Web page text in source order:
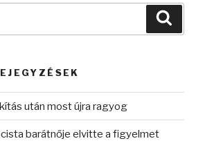
után most újra ragyog
barátnője elvitte a figyelmet